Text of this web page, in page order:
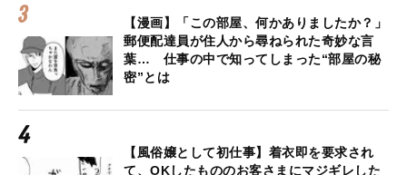
【漫画】「この部屋、何かありましたか？」
郵便配達員が住人から尋ねられた奇妙な言
葉… 仕事の中で知ってしまった“部屋の秘
密”とは
【風俗嬢として初仕事】着衣即を要求され
て、OKしたもののお客さまにマジギレした